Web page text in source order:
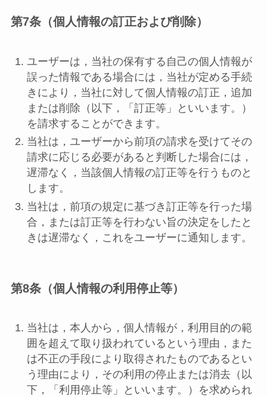
第7条（個人情報の訂正および削除）
ユーザーは，当社の保有する自己の個人情報が
誤った情報である場合には，当社が定める手続
きにより，当社に対して個人情報の訂正，追加
または削除（以下，「訂正等」といいます。）
を請求することができます。
当社は，ユーザーから前項の請求を受けてその
請求に応じる必要があると判断した場合には，
遅滞なく，当該個人情報の訂正等を行うものと
します。
当社は，前項の規定に基づき訂正等を行った場
合，または訂正等を行わない旨の決定をしたと
きは遅滞なく，これをユーザーに通知します。
第8条（個人情報の利用停止等）
当社は，本人から，個人情報が，利用目的の範
囲を超えて取り扱われているという理由，また
は不正の手段により取得されたものであるとい
う理由により，その利用の停止または消去（以
下，「利用停止等」といいます。）を求められ